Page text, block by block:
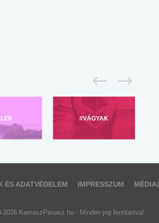
#VÁGYAK
ÉS ADATVÉDELEM IMPRESSZUM
2026 KamaszPanasz.hu - Minden jog fenntartva!